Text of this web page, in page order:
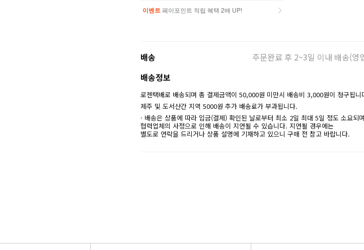
이벤트페이포인트 적립 혜택 2배 UP!
배송
주문완료 후 2~3일 이내 배송(영
배송정보
로젠택배로 배송되며 총 결제금액이 50,000원 미만시 배송비 3,000원이 청구됩니
제주 및 도서산간 지역 5000원 추가 배송료가 부과됩니다.
· 배송은 상품에 따라 입금(결제) 확인된 날로부터 최소 2일 최대 5일 정도 소요되
협력업체의 사정으로 인해 배송이 지연될 수 있습니다. 지연될 경우에는
별도로 연락을 드리거나 상품 설명에 기재하고 있으니 구매 전 참고 바랍니다.